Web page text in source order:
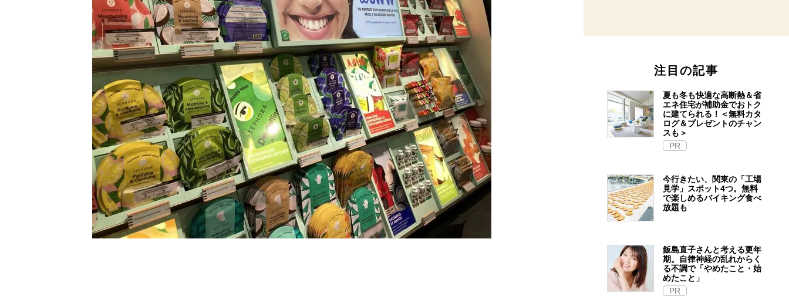
注目の記事
夏も冬も快適な高断熱＆省
エネ住宅が補助金でおトク
に建てられる！＜無料カタ
ログ＆プレゼントのチャン
スも＞
PR
今行きたい、関東の「工場
見学」スポット4つ。無料
で楽しめるバイキング食べ
放題も
飯島直子さんと考える更年
期。自律神経の乱れからく
る不調で「やめたこと・始
めたこと」
PR